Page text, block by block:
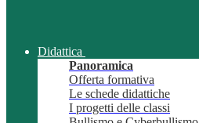
Didattica
Panoramica
Offerta formativa
Le schede didattiche
I progetti delle classi